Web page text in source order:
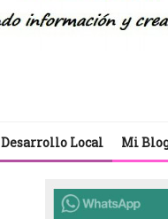
Desarrollo Local Mi